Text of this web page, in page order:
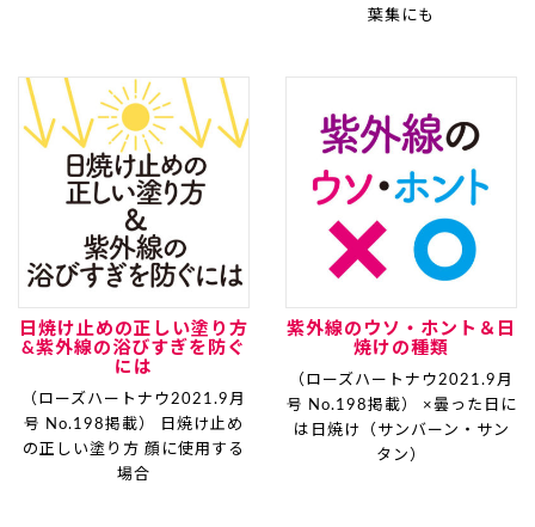
葉集にも
日焼け止めの正しい塗り方
&紫外線の浴びすぎを防ぐ
には
（ローズハートナウ2021.9月
号 No.198掲載） 日焼け止め
の正しい塗り方 顔に使用する
場合
紫外線のウソ・ホント＆日
焼けの種類
（ローズハートナウ2021.9月
号 No.198掲載） ×曇った日に
は日焼け（サンバーン・サン
タン）